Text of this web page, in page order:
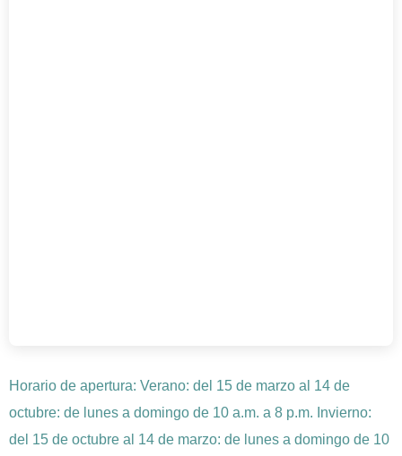
Horario de apertura: Verano: del 15 de marzo al 14 de
octubre: de lunes a domingo de 10 a.m. a 8 p.m. Invierno:
del 15 de octubre al 14 de marzo: de lunes a domingo de 10